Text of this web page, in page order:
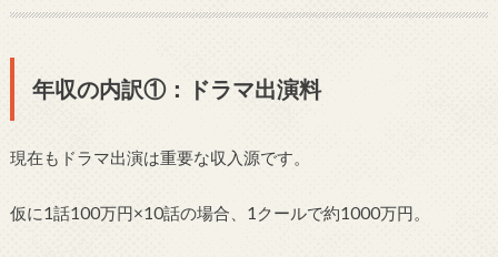
年収の内訳①：ドラマ出演料
現在もドラマ出演は重要な収入源です。
仮に1話100万円×10話の場合、1クールで約1000万円。